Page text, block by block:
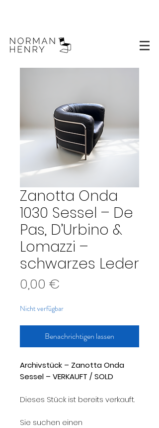
Zanotta Onda
1030 Sessel – De
Pas, D’Urbino &
Lomazzi –
schwarzes Leder
0,00 €
Nicht verfügbar
Benachrichtigen lassen
Archivstück – Zanotta Onda
Sessel – VERKAUFT / SOLD
Dieses Stück ist bereits verkauft.
Sie suchen einen